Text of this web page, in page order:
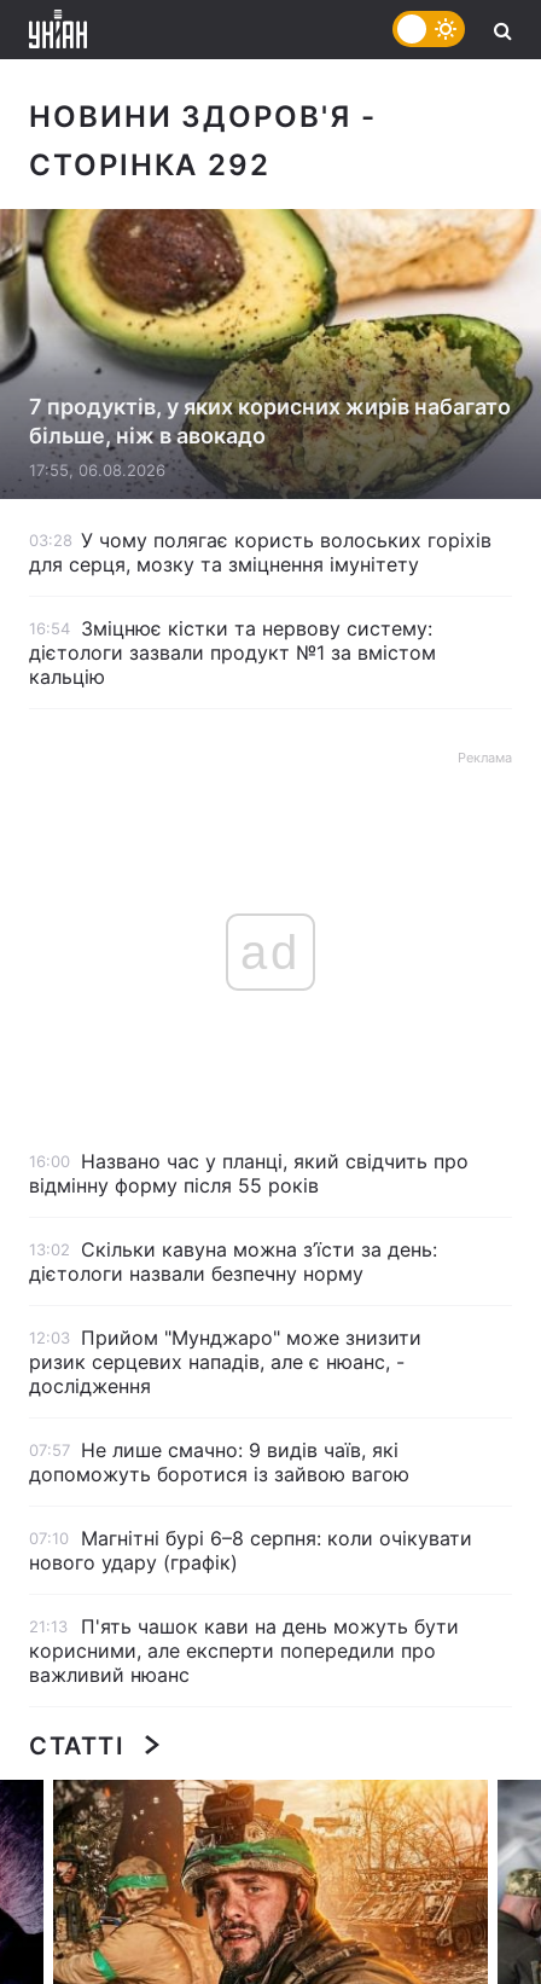
Головна Війна
Україна Політика
Світ
Спорт Наука
Техно і зв'язок
Зброя Інциденти
Цікавинки
Лонгріди
Відео з Youtube
Інтерв'ю Думки
Архів Вакансії
Контакти
Послуги
НОВИНИ ЗДОРОВ'Я -
СТОРІНКА 292
7 продуктів, у яких корисних жирів набагато
більше, ніж в авокадо
17:55, 06.08.2026
03:28 У чому полягає користь волоських горіхів
для серця, мозку та зміцнення імунітету
16:54
Зміцнює кістки та нервову систему:
дієтологи зазвали продукт №1 за вмістом
кальцію
Реклама
ad
16:00
Названо час у планці, який свідчить про
відмінну форму після 55 років
13:02
Скільки кавуна можна з’їсти за день:
дієтологи назвали безпечну норму
12:03
Прийом "Мунджаро" може знизити
ризик серцевих нападів, але є нюанс, -
дослідження
07:57
Не лише смачно: 9 видів чаїв, які
допоможуть боротися із зайвою вагою
07:10
Магнітні бурі 6–8 серпня: коли очікувати
нового удару (графік)
21:13
П'ять чашок кави на день можуть бути
корисними, але експерти попередили про
важливий нюанс
СТАТТІ